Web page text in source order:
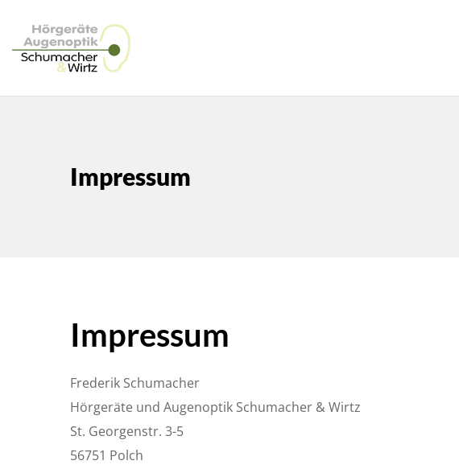
Impressum
Impressum
Frederik Schumacher
Hörgeräte und Augenoptik Schumacher & Wirtz
St. Georgenstr. 3-5
56751 Polch